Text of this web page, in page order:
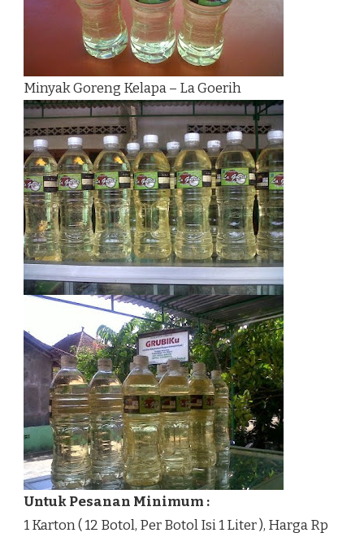
Minyak Goreng Kelapa – La Goerih
Untuk Pesanan Minimum :
1 Karton ( 12 Botol, Per Botol Isi 1 Liter ), Harga Rp